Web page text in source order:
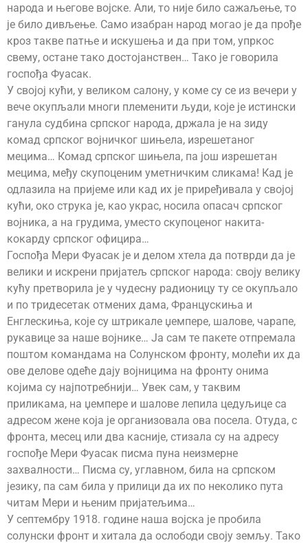
народа и његове војске. Али, то није било сажаљење, то
је било дивљење. Само изабран народ могао је да прође
кроз такве патње и искушења и да при том, упркос
свему, остане тако достојанствен… Тако је говорила
госпођа Фуасак.
У својој кући, у великом салону, у коме су се из вечери у
вече окупљали многи племенити људи, које је истински
ганула судбина српског народа, држала је на зиду
комад српског војничког шињела, изрешетаног
мецима… Комад српског шињела, па још изрешетан
мецима, међу скупоценим уметничким сликама! Кад је
одлазила на пријеме или кад их је приређивала у својој
кући, око струка је, као украс, носила опасач српског
војника, а на грудима, уместо скупоценог накита-
кокарду српског официра…
Госпођа Мери Фуасак је и делом хтела да потврди да је
велики и искрени пријатељ српског народа: своју велику
кућу претворила је у чудесну радионицу ту се окупљало
и по тридесетак отмених дама, Францускиња и
Енглескиња, које су штрикале џемпере, шалове, чарапе,
рукавице за наше војнике… Ја сам те пакете отпремала
поштом командама на Солунском фронту, молећи их да
ове делове одеће дају војницима на фронту онима
којима су најпотребнији… Увек сам, у таквим
приликама, на џемпере и шалове лепила цедуљице са
адресом жене која је организовала ова посела. Отуда, с
фронта, месец или два касније, стизала су на адресу
госпође Мери Фуасак писма пуна неизмерне
захвалности… Писма су, углавном, била на српском
језику, па сам била у прилици да их по неколико пута
читам Мери и њеним пријатељима…
У септембру 1918. године наша војска је пробила
солунски фронт и хитала да ослободи своју земљу. Тако